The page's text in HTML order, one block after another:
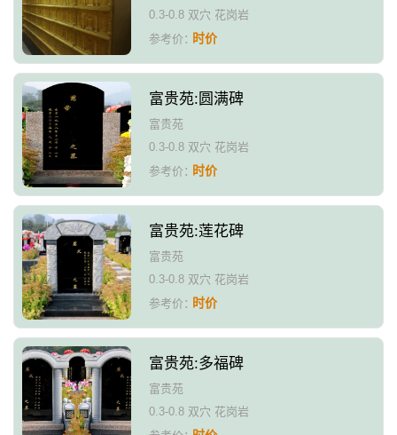
0.3-0.8 双穴 花岗岩
参考价：时价
富贵苑:圆满碑
富贵苑
0.3-0.8 双穴 花岗岩
参考价：时价
富贵苑:莲花碑
富贵苑
0.3-0.8 双穴 花岗岩
参考价：时价
富贵苑:多福碑
富贵苑
0.3-0.8 双穴 花岗岩